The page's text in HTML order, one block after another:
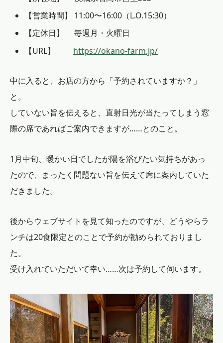
【営業時間】 11:00〜16:00（L.O.15:30）
【定休日】 毎週月・火曜日
【URL】 https://okano-farm.jp/
中に入ると、お店の方から「予約されていますか？」
と。
していない旨を伝えると、直射日光が当たってしまう窓
際の席であればご案内できますが……とのこと。
1月中旬、暖かい日でしたが陽を浴びたい気持ちがあっ
たので、まったく問題ない旨を伝えて席に案内していた
だきました。
後からウェブサイトを見て知ったのですが、どうやらラ
ンチは20食限定とのことで予約が勧められておりまし
た。
受け入れていただいて幸い……次は予約して伺います。